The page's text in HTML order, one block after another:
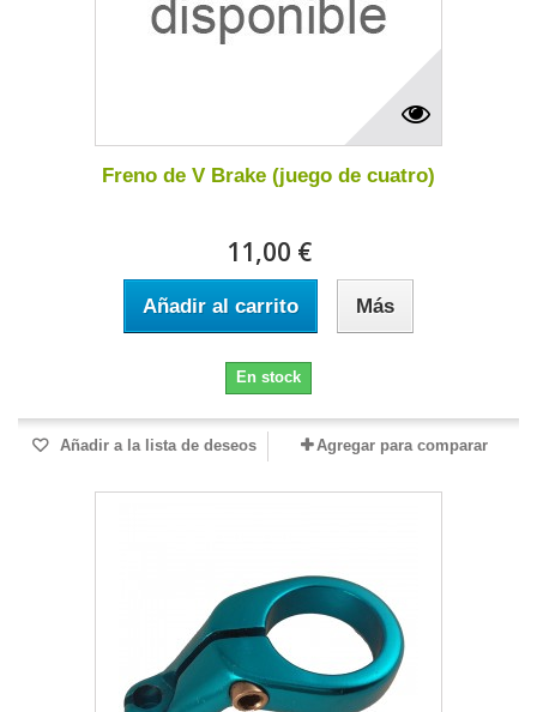
Freno de V Brake (juego de cuatro)
11,00 €
Añadir al carrito Más
En stock
Añadir a la lista de deseos Agregar para comparar